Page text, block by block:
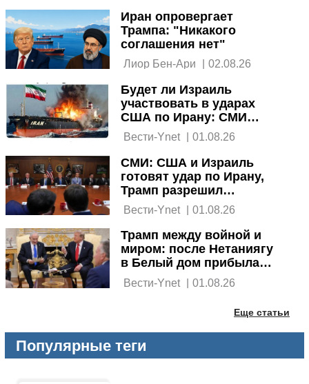
Иран опровергает
Трампа: "Никакого
соглашения нет"
02.08.26
Будет ли Израиль
участвовать в ударах
США по Ирану: СМИ
публикуют
противоречивые
сообщения
Вести-Ynet | 01.08.26
СМИ: США и Израиль
готовят удар по Ирану,
Трамп разрешил
атаковать Вести-Ynet | 01.08.26
Трамп между войной и
миром: после Нетаниягу
в Белый дом прибыла
делегация Саудовской
Аравии
Вести-Ynet | 01.08.26
Еще статьи
Популярные теги